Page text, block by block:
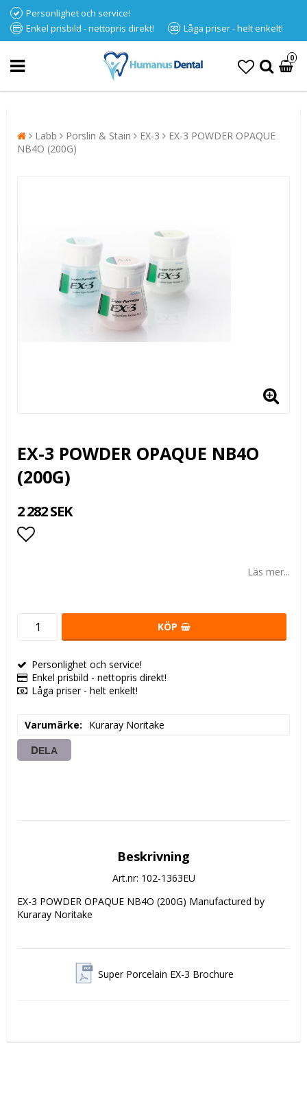
Personlighet och service!
Enkel prisbild - nettopris direkt!
Låga priser - helt enkelt!
0
Labb Porslin & Stain EX-3
EX-3 POWDER OPAQUE
NB4O (200G)
EX-3 POWDER OPAQUE NB4O
(200G)
2 282 SEK
Läs mer...
KÖP
Personlighet och service!
Enkel prisbild - nettopris direkt!
Låga priser - helt enkelt!
Varumärke Kuraray Noritake
DELA
Beskrivning
Art.nr: 102-1363EU
EX-3 POWDER OPAQUE NB4O (200G) Manufactured by
Kuraray Noritake
Super Porcelain EX-3 Brochure